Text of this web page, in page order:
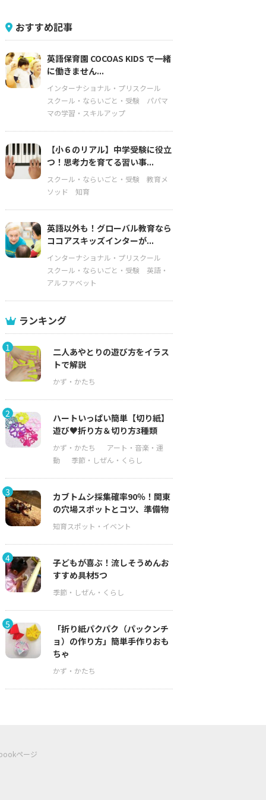
おすすめ記事
英語保育園 COCOAS KIDS で一緒
に働きません...
インターナショナル・プリスクール
スクール・ならいごと・受験
パパマ
マの学習・スキルアップ
【小６のリアル】中学受験に役立
つ！思考力を育てる習い事...
スクール・ならいごと・受験
教育メ
ソッド
知育
英語以外も！グローバル教育なら
ココアスキッズインターが...
インターナショナル・プリスクール
スクール・ならいごと・受験
英語・
アルファベット
ランキング
1
二人あやとりの遊び方をイラス
トで解説
2
ハートいっぱい簡単【切り紙】
遊び♥折り方＆切り方3種類
3
カブトムシ採集確率90％！関東
の穴場スポットとコツ、準備物
4
子どもが喜ぶ！流しそうめんお
すすめ具材5つ
5
「折り紙パクパク（パックンチ
ョ）の作り方」簡単手作りおも
ちゃ
ページ